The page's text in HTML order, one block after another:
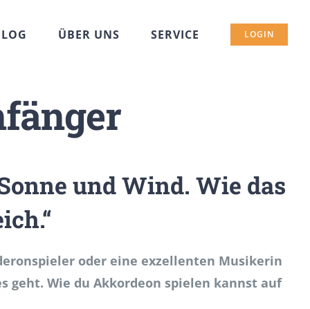
ÜBER UNS SERVICE LOGIN
und Wind. Wie das
oder eine exzellenten Musikerin
geht. Wie du Akkordeon spielen kannst auf